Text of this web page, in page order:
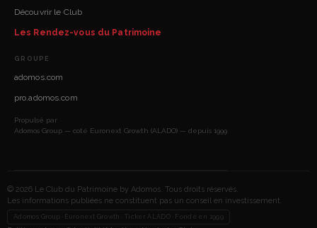
Découvrir le Club
Les Rendez-vous du Patrimoine
GROUPE
adomos.com
pro.adomos.com
Propulsé par
Adomos Group — coté Euronext Growth (ALADO) — depuis 1999
© 2026 Le Club du Patrimoine by Adomos. Tous droits réservés.
Les informations publiées ne constituent pas un conseil en investissement.
Adomos Group · Euronext Growth · Ticker ALADO · Fondé en 1999